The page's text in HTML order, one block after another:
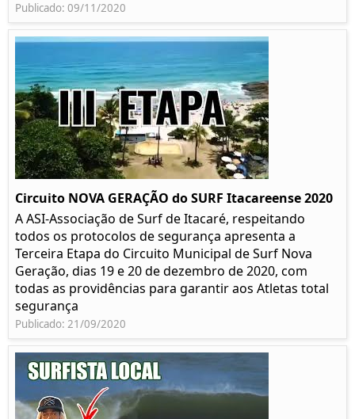
Publicado: 09/11/2020
Circuito NOVA GERAÇÃO do SURF Itacareense 2020
A ASI-Associação de Surf de Itacaré, respeitando
todos os protocolos de segurança apresenta a
Terceira Etapa do Circuito Municipal de Surf Nova
Geração, dias 19 e 20 de dezembro de 2020, com
todas as providências para garantir aos Atletas total
segurança
Publicado: 21/09/2020